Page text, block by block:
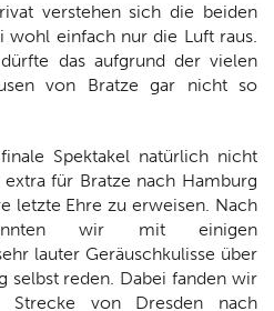
verstehen sich die beiden
wohl einfach nur die Luft raus.
das aufgrund der vielen
von Bratze gar nicht so
Spektakel natürlich nicht
für Bratze nach Hamburg
letzte Ehre zu erweisen. Nach
wir mit einigen
lauter Geräuschkulisse über
selbst reden. Dabei fanden wir
Strecke von Dresden nach